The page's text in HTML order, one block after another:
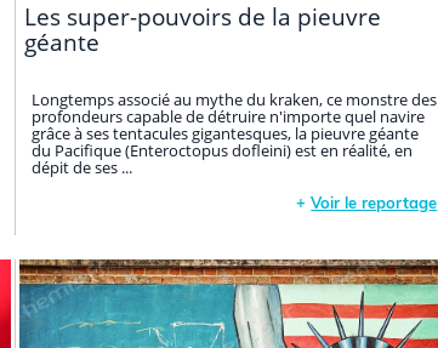
Les super-pouvoirs de la pieuvre
géante
Longtemps associé au mythe du kraken, ce monstre des
profondeurs capable de détruire n'importe quel navire
grâce à ses tentacules gigantesques, la pieuvre géante
du Pacifique (Enteroctopus dofleini) est en réalité, en
dépit de ses ...
+Voir le reportage